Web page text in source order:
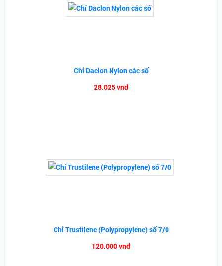
Chỉ Daclon Nylon các số
28.025 vnđ
Chỉ Trustilene (Polypropylene) số 7/0
120.000 vnđ